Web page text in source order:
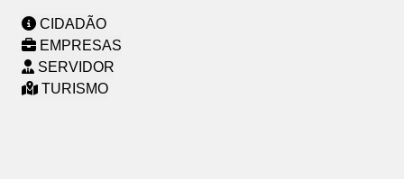
CIDADÃO
EMPRESAS
SERVIDOR
TURISMO